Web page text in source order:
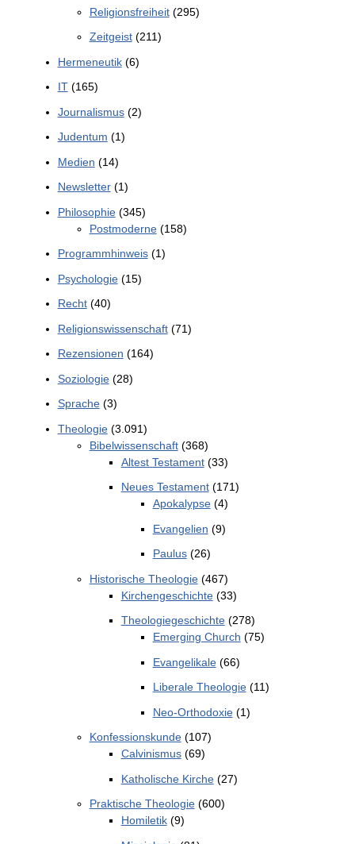
Religionsfreiheit(295)
Zeitgeist(211)
Hermeneutik(6)
IT(165)
Journalismus(2)
Judentum (1)
Medien (14)
Newsletter(1)
Philosophie(345)
Postmoderne(158)
Programmhinweis(1)
Psychologie(15)
Recht(40)
Religionswissenschaft(71)
Rezensionen (164)
Soziologie(28)
Sprache(3)
Theologie(3.091)
Bibelwissenschaft(368)
Altest Testament(33)
Neues Testament(171)
Apokalypse(4)
Evangelien (9)
Paulus(26)
Historische Theologie(467)
Kirchengeschichte(33)
Theologiegeschichte(278)
Emerging Church (75)
Evangelikale(66)
Liberale Theologie(11)
Neo-Orthodoxie(1)
Konfessionskunde(107)
Calvinismus(69)
Katholische Kirche(27)
Praktische Theologie(600)
Homiletik(9)